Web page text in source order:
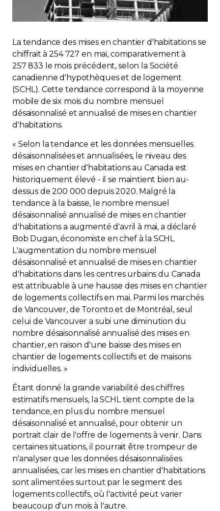
Immobilier
Réglementation
Copropriété
Environnement
Rabais APQ
App APQ
Médias
FAQ
Zone Membres
Français
Contact
Adhésion
La tendance des mises en chantier d'habitations se
chiffrait à 254 727 en mai, comparativement à
257 833 le mois précédent, selon la Société
canadienne d'hypothèques et de logement
(SCHL). Cette tendance correspond à la moyenne
mobile de six mois du nombre mensuel
désaisonnalisé et annualisé de mises en chantier
d'habitations.
« Selon la tendance et les données mensuelles
désaisonnalisées et annualisées, le niveau des
mises en chantier d'habitations au Canada est
historiquement élevé - il se maintient bien au-
dessus de 200 000 depuis 2020. Malgré la
tendance à la baisse, le nombre mensuel
désaisonnalisé annualisé de mises en chantier
d'habitations a augmenté d'avril à mai, a déclaré
Bob Dugan, économiste en chef à la SCHL
L'augmentation du nombre mensuel
désaisonnalisé et annualisé de mises en chantier
d'habitations dans les centres urbains du Canada
est attribuable à une hausse des mises en chantier
de logements collectifs en mai. Parmi les marchés
de Vancouver, de Toronto et de Montréal, seul
celui de Vancouver a subi une diminution du
nombre désaisonnalisé annualisé des mises en
chantier, en raison d'une baisse des mises en
chantier de logements collectifs et de maisons
individuelles. »
Étant donné la grande variabilité des chiffres
estimatifs mensuels, la SCHL tient compte de la
tendance, en plus du nombre mensuel
désaisonnalisé et annualisé, pour obtenir un
portrait clair de l'offre de logements à venir. Dans
certaines situations, il pourrait être trompeur de
n'analyser que les données désaisonnalisées
annualisées, car les mises en chantier d'habitations
sont alimentées surtout par le segment des
logements collectifs, où l'activité peut varier
beaucoup d'un mois à l'autre.